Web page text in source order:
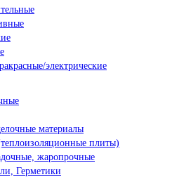
электрические
материалы
плиты)
жаропрочные
Герметики